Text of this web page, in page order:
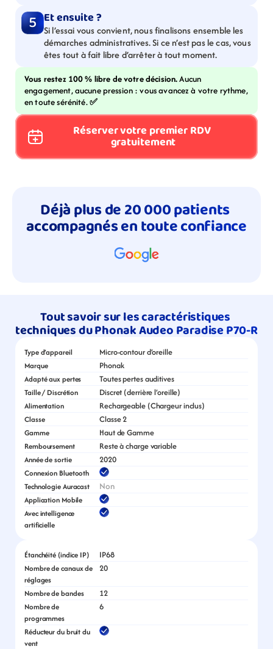
5 Et ensuite ?
Si l’essai vous convient, nous finalisons ensemble les
démarches administratives. Si ce n’est pas le cas, vous
êtes tout à fait libre d’arrêter à tout moment.
Vous restez 100 % libre de votre décision. Aucun
engagement, aucune pression : vous avancez à votre rythme,
en toute sérénité. ✅
Réserver votre premier RDV
gratuitement
Déjà plus de 20 000 patients
accompagnés en toute confiance
Tout savoir sur les caractéristiques
techniques du Phonak Audeo Paradise P70-R
Type d’appareil Micro-contour d’oreille
Marque Phonak
Adapté aux pertes Toutes pertes auditives
Taille / Discrétion Discret (derrière l’oreille)
Alimentation Rechargeable (Chargeur inclus)
Classe Classe 2
Gamme Haut de Gamme
Remboursement Reste à charge variable
Année de sortie 2020
Connexion Bluetooth
Technologie Auracast
Non
Application Mobile
Avec intelligence
artificielle
Étanchéité (indice IP) IP68
Nombre de canaux de
réglages
20
Nombre de bandes 12
Nombre de
programmes
6
Réducteur du bruit du
vent